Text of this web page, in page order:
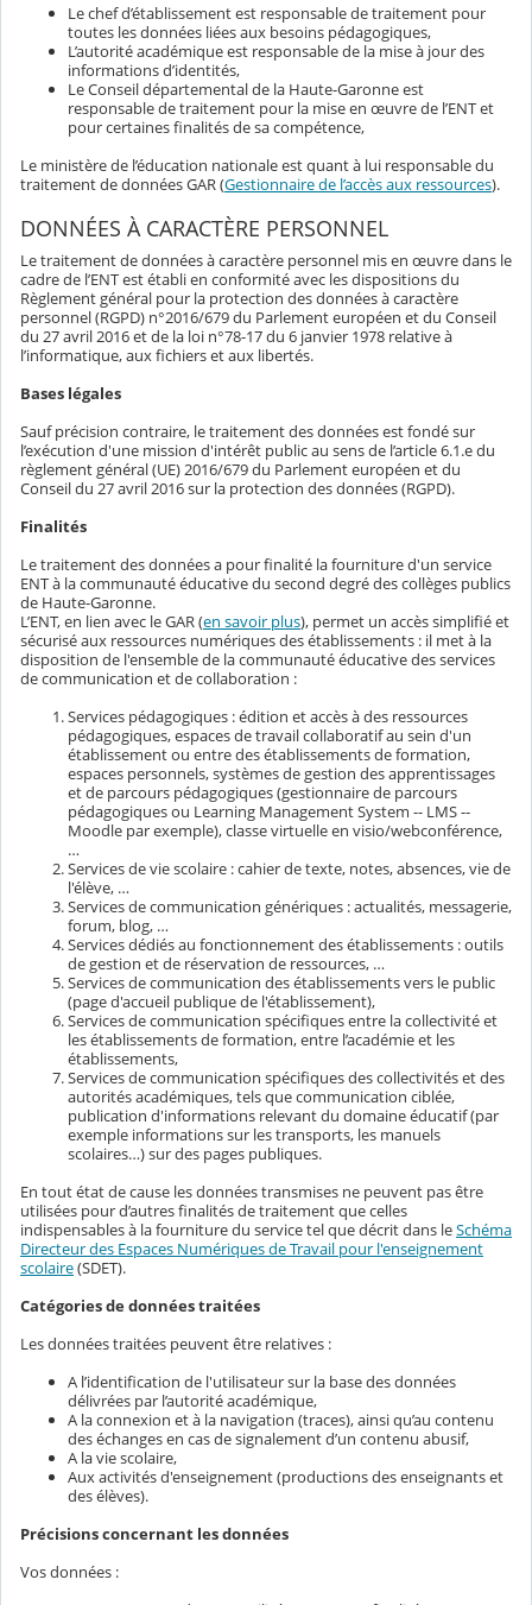
Le chef d’établissement est responsable de traitement pour
toutes les données liées aux besoins pédagogiques,
L’autorité académique est responsable de la mise à jour des
informations d’identités,
Le Conseil départemental de la Haute-Garonne est
responsable de traitement pour la mise en œuvre de l’ENT et
pour certaines finalités de sa compétence,
Le ministère de l’éducation nationale est quant à lui responsable du
traitement de données GAR (Gestionnaire de l’accès aux ressources).
DONNÉES À CARACTÈRE PERSONNEL
Le traitement de données à caractère personnel mis en œuvre dans le
cadre de l’ENT est établi en conformité avec les dispositions du
Règlement général pour la protection des données à caractère
personnel (RGPD) n°2016/679 du Parlement européen et du Conseil
du 27 avril 2016 et de la loi n°78-17 du 6 janvier 1978 relative à
l’informatique, aux fichiers et aux libertés.
Bases légales
Sauf précision contraire, le traitement des données est fondé sur
l’exécution d'une mission d'intérêt public au sens de l’article 6.1.e du
règlement général (UE) 2016/679 du Parlement européen et du
Conseil du 27 avril 2016 sur la protection des données (RGPD).
Finalités
Le traitement des données a pour finalité la fourniture d'un service
ENT à la communauté éducative du second degré des collèges publics
de Haute-Garonne.
L’ENT, en lien avec le GAR (en savoir plus), permet un accès simplifié et
sécurisé aux ressources numériques des établissements : il met à la
disposition de l'ensemble de la communauté éducative des services
de communication et de collaboration :
Services pédagogiques : édition et accès à des ressources
pédagogiques, espaces de travail collaboratif au sein d'un
établissement ou entre des établissements de formation,
espaces personnels, systèmes de gestion des apprentissages
et de parcours pédagogiques (gestionnaire de parcours
pédagogiques ou Learning Management System -- LMS --
Moodle par exemple), classe virtuelle en visio/webconférence,
…
Services de vie scolaire : cahier de texte, notes, absences, vie de
l'élève, …
Services de communication génériques : actualités, messagerie,
forum, blog, …
Services dédiés au fonctionnement des établissements : outils
de gestion et de réservation de ressources, …
Services de communication des établissements vers le public
(page d'accueil publique de l'établissement),
Services de communication spécifiques entre la collectivité et
les établissements de formation, entre l’académie et les
établissements,
Services de communication spécifiques des collectivités et des
autorités académiques, tels que communication ciblée,
publication d'informations relevant du domaine éducatif (par
exemple informations sur les transports, les manuels
scolaires…) sur des pages publiques.
En tout état de cause les données transmises ne peuvent pas être
utilisées pour d’autres finalités de traitement que celles
indispensables à la fourniture du service tel que décrit dans leSchéma
Directeur des Espaces Numériques de Travail pour l'enseignement
scolaire(SDET).
Catégories de données traitées
Les données traitées peuvent être relatives :
A l’identification de l'utilisateur sur la base des données
délivrées par l’autorité académique,
A la connexion et à la navigation (traces), ainsi qu’au contenu
des échanges en cas de signalement d’un contenu abusif,
A la vie scolaire,
Aux activités d'enseignement (productions des enseignants et
des élèves).
Précisions concernant les données
Vos données :